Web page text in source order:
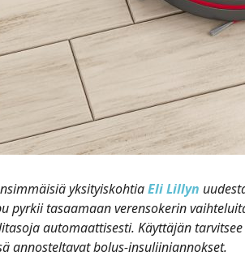
yksityiskohtiaEli Lillyn
pyrkii tasaamaan verensokerin
automaattisesti. Käyttäjän
annosteltavat bolus-insuliiniannokset.